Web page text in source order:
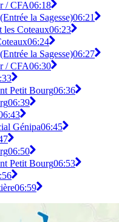
/ CFA06:18
la Sagesse)06:21
les Coteaux06:23
06:24
la Sagesse)06:27
/ CFA06:30
Petit Bourg06:36
06:39
Génipa06:45
06:50
Petit Bourg06:53
06:59